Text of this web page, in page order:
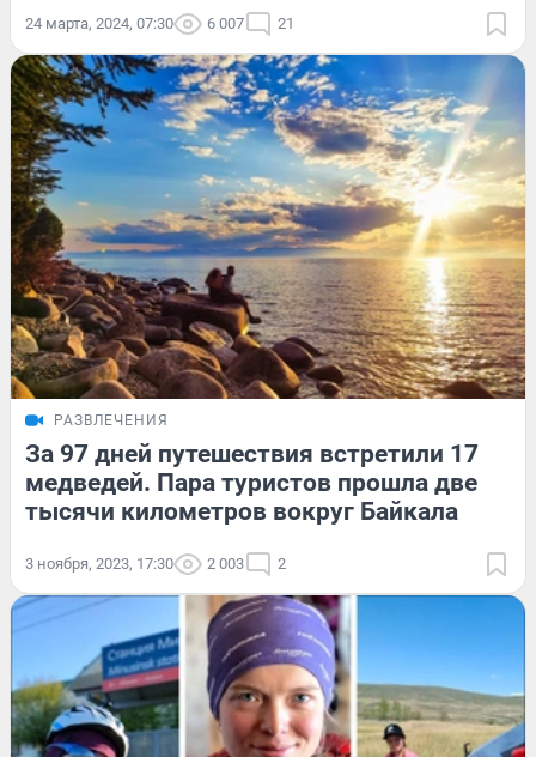
24 марта, 2024, 07:30 6 007 21
РАЗВЛЕЧЕНИЯ
За 97 дней путешествия встретили 17
медведей. Пара туристов прошла две
тысячи километров вокруг Байкала
3 ноября, 2023, 17:30 2 003 2